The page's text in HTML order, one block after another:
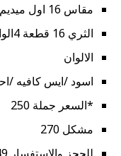
مقاس 16 اول ميديم رجالي
الثري 16 قطعة 4الوان و 4 مقاسات
الالوان
اسود /ايس كافيه /
*السعر جملة 250
مشكل 270